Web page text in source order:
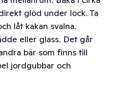
glöd under lock. Ta
låt kakan svalna.
eller glass. Det går
bär som finns till
jordgubbar och